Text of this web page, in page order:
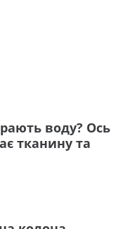
воду? Ось
тканину та